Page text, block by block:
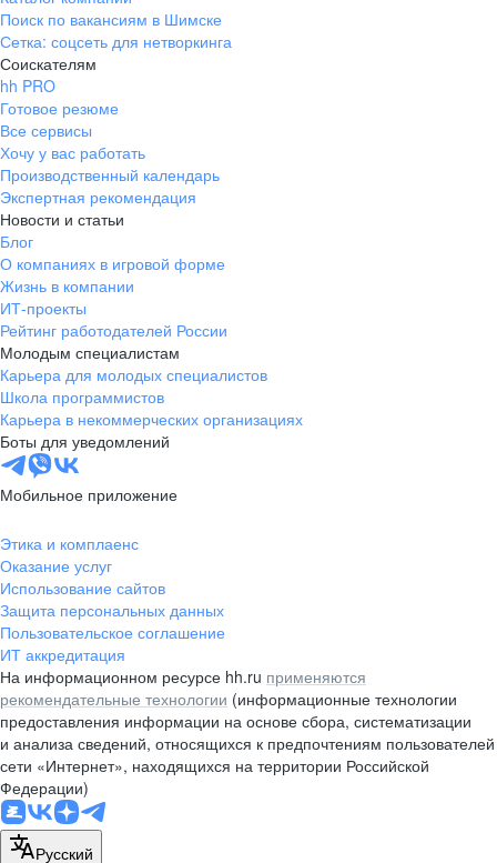
Поиск по вакансиям в Шимске
Сетка: соцсеть для нетворкинга
Соискателям
hh PRO
Готовое резюме
Все сервисы
Хочу у вас работать
Производственный календарь
Экспертная рекомендация
Новости и статьи
Блог
О компаниях в игровой форме
Жизнь в компании
ИТ-проекты
Рейтинг работодателей России
Молодым специалистам
Карьера для молодых специалистов
Школа программистов
Карьера в некоммерческих организациях
Боты для уведомлений
Мобильное приложение
Этика и комплаенс
Оказание услуг
Использование сайтов
Защита персональных данных
Пользовательское соглашение
ИТ аккредитация
На информационном ресурсе hh.ru применяются
рекомендательные технологии (информационные технологии
предоставления информации на основе сбора, систематизации
и анализа сведений, относящихся к предпочтениям пользователей
сети «Интернет», находящихся на территории Российской
Федерации)
Русский